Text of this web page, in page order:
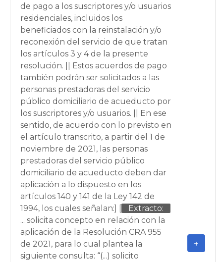
de pago a los suscriptores y/o usuarios
residenciales, incluidos los
beneficiados con la reinstalación y/o
reconexión del servicio de que tratan
los artículos 3 y 4 de la presente
resolución. || Estos acuerdos de pago
también podrán ser solicitados a las
personas prestadoras del servicio
público domiciliario de acueducto por
los suscriptores y/o usuarios. || En ese
sentido, de acuerdo con lo previsto en
el artículo transcrito, a partir del 1 de
noviembre de 2021, las personas
prestadoras del servicio público
domiciliario de acueducto deben dar
aplicación a lo dispuesto en los
artículos 140 y 141 de la Ley 142 de
1994, los cuales señalan:] [
Extracto:
... solicita concepto en relación con la
aplicación de la Resolución CRA 955
de 2021, para lo cual plantea la
siguiente consulta: “(...) solicito